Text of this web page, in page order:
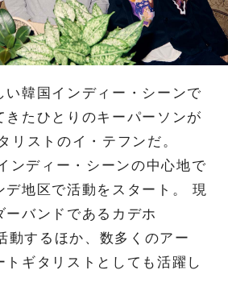
い韓国インディー・シーンで
きたひとりのキーパーソンが
リストのイ・テフンだ。
ンディー・シーンの中心地で
デ地区で活動をスタート。 現
ーバンドであるカデホ
動するほか、数多くのアー
トギタリストとしても活躍し